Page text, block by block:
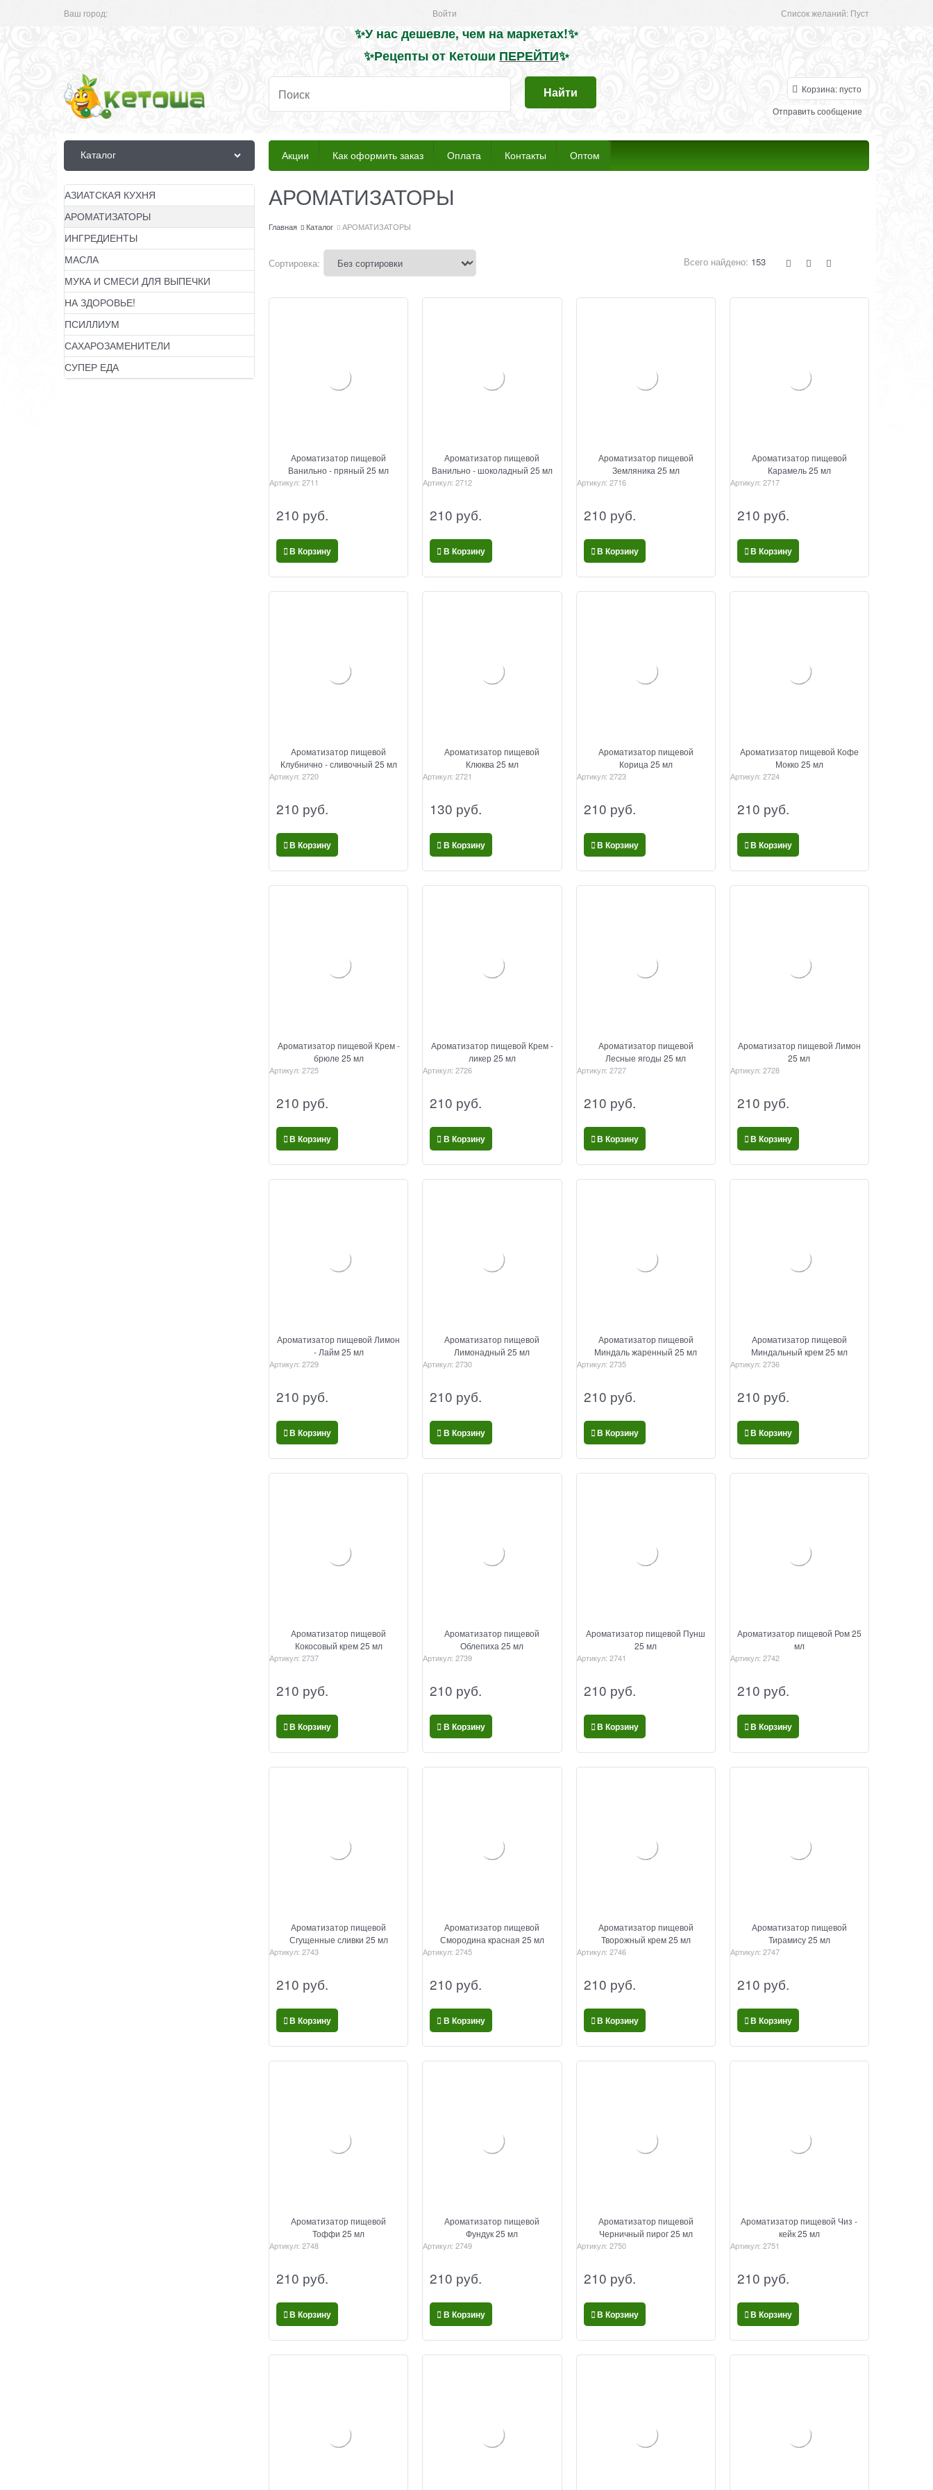
Ваш город: Войти Список желаний: Пуст
✨У нас дешевле, чем на маркетах!✨
✨Рецепты от Кетоши ПЕРЕЙТИ✨
Найти Корзина:пусто
Отправить сообщение
Каталог Акции Как оформить заказ Оплата Контакты Оптом
АЗИАТСКАЯ КУХНЯ
АРОМАТИЗАТОРЫ
ИНГРЕДИЕНТЫ
МАСЛА
МУКА И СМЕСИ ДЛЯ ВЫПЕЧКИ
НА ЗДОРОВЬЕ!
ПСИЛЛИУМ
САХАРОЗАМЕНИТЕЛИ
СУПЕР ЕДА
АРОМАТИЗАТОРЫ
Главная Каталог АРОМАТИЗАТОРЫ
Сортировка: Всего найдено: 153
Ароматизатор пищевой
Ванильно - пряный 25 мл
Артикул: 2711
210 руб.
В Корзину
Ароматизатор пищевой
Ванильно - шоколадный 25 мл
Артикул:2712
210 руб.
В Корзину
Ароматизатор пищевой
Земляника 25 мл
Артикул: 2716
210 руб.
В Корзину
Ароматизатор пищевой
Карамель 25 мл
Артикул: 2717
210 руб.
В Корзину
Ароматизатор пищевой
Клубнично - сливочный 25 мл
Артикул: 2720
210 руб.
В Корзину
Ароматизатор пищевой
Клюква 25 мл
Артикул:2721
130 руб.
В Корзину
Ароматизатор пищевой
Корица 25 мл
Артикул: 2723
210 руб.
В Корзину
Ароматизатор пищевой Кофе
Мокко 25 мл
Артикул: 2724
210 руб.
В Корзину
Ароматизатор пищевой Крем -
брюле 25 мл
Артикул: 2725
210 руб.
В Корзину
Ароматизатор пищевой Крем -
ликер 25 мл
Артикул:2726
210 руб.
В Корзину
Ароматизатор пищевой
Лесные ягоды 25 мл
Артикул: 2727
210 руб.
В Корзину
Ароматизатор пищевой Лимон
25 мл
Артикул: 2728
210 руб.
В Корзину
Ароматизатор пищевой Лимон
- Лайм 25 мл
Артикул: 2729
210 руб.
В Корзину
Ароматизатор пищевой
Лимонадный 25 мл
Артикул:2730
210 руб.
В Корзину
Ароматизатор пищевой
Миндаль жаренный 25 мл
Артикул: 2735
210 руб.
В Корзину
Ароматизатор пищевой
Миндальный крем 25 мл
Артикул: 2736
210 руб.
В Корзину
Ароматизатор пищевой
Кокосовый крем 25 мл
Артикул: 2737
210 руб.
В Корзину
Ароматизатор пищевой
Облепиха 25 мл
Артикул:2739
210 руб.
В Корзину
Ароматизатор пищевой Пунш
25 мл
Артикул: 2741
210 руб.
В Корзину
Ароматизатор пищевой Ром 25
мл
Артикул: 2742
210 руб.
В Корзину
Ароматизатор пищевой
Сгущенные сливки 25 мл
Артикул: 2743
210 руб.
В Корзину
Ароматизатор пищевой
Смородина красная 25 мл
Артикул:2745
210 руб.
В Корзину
Ароматизатор пищевой
Творожный крем 25 мл
Артикул: 2746
210 руб.
В Корзину
Ароматизатор пищевой
Тирамису 25 мл
Артикул: 2747
210 руб.
В Корзину
Ароматизатор пищевой
Тоффи 25 мл
Артикул: 2748
210 руб.
В Корзину
Ароматизатор пищевой
Фундук 25 мл
Артикул:2749
210 руб.
В Корзину
Ароматизатор пищевой
Черничный пирог 25 мл
Артикул: 2750
210 руб.
В Корзину
Ароматизатор пищевой Чиз -
кейк 25 мл
Артикул: 2751
210 руб.
В Корзину